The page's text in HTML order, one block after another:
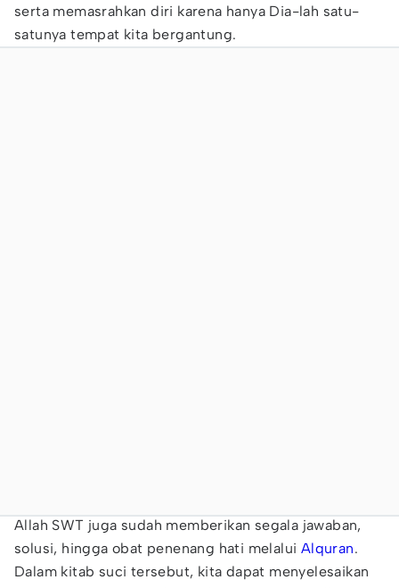
serta memasrahkan diri karena hanya Dia-lah satu-
satunya tempat kita bergantung.
Allah SWT juga sudah memberikan segala jawaban,
solusi, hingga obat penenang hati melalui Alquran.
Dalam kitab suci tersebut, kita dapat menyelesaikan